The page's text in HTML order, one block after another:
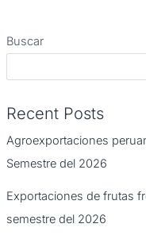
Buscar
Recent Posts
Agroexportaciones
Semestre del 2026
Exportaciones de frutas
semestre del 2026